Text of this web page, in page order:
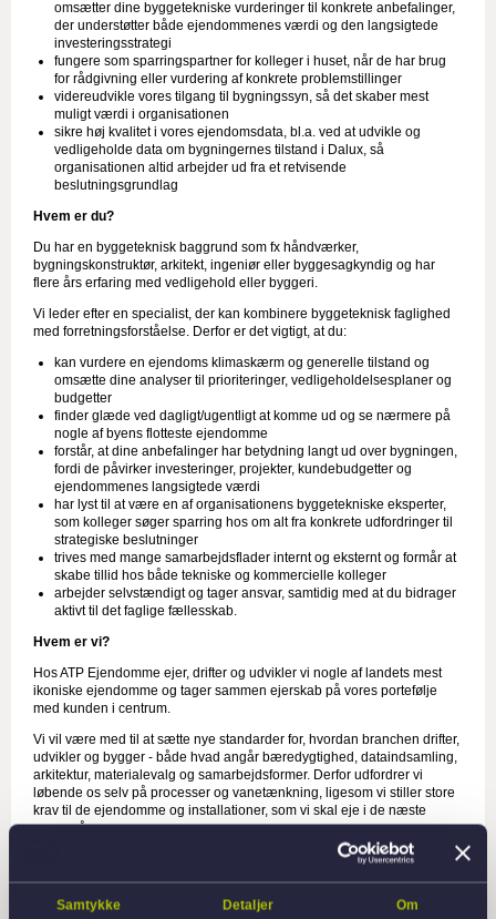
Samtykke Detaljer Om
omsætter dine byggetekniske vurderinger til konkrete anbefalinger,
der understøtter både ejendommenes værdi og den langsigtede
investeringsstrategi
fungere som sparringspartner for kolleger i huset, når de har brug
for rådgivning eller vurdering af konkrete problemstillinger
videreudvikle vores tilgang til bygningssyn, så det skaber mest
muligt værdi i organisationen
sikre høj kvalitet i vores ejendomsdata, bl.a. ved at udvikle og
vedligeholde data om bygningernes tilstand i Dalux, så
organisationen altid arbejder ud fra et retvisende
beslutningsgrundlag
Hvem er du?
Du har en byggeteknisk baggrund som fx håndværker,
bygningskonstruktør, arkitekt, ingeniør eller byggesagkyndig og har
flere års erfaring med vedligehold eller byggeri.
Vi leder efter en specialist, der kan kombinere byggeteknisk faglighed
med forretningsforståelse. Derfor er det vigtigt, at du:
kan vurdere en ejendoms klimaskærm og generelle tilstand og
omsætte dine analyser til prioriteringer, vedligeholdelsesplaner og
budgetter
finder glæde ved dagligt/ugentligt at komme ud og se nærmere på
nogle af byens flotteste ejendomme
forstår, at dine anbefalinger har betydning langt ud over bygningen,
fordi de påvirker investeringer, projekter, kundebudgetter og
ejendommenes langsigtede værdi
har lyst til at være en af organisationens byggetekniske eksperter,
som kolleger søger sparring hos om alt fra konkrete udfordringer til
strategiske beslutninger
trives med mange samarbejdsflader internt og eksternt og formår at
skabe tillid hos både tekniske og kommercielle kolleger
arbejder selvstændigt og tager ansvar, samtidig med at du bidrager
aktivt til det faglige fællesskab.
Hvem er vi?
Hos ATP Ejendomme ejer, drifter og udvikler vi nogle af landets mest
ikoniske ejendomme og tager sammen ejerskab på vores portefølje
med kunden i centrum.
Vi vil være med til at sætte nye standarder for, hvordan branchen drifter,
udvikler og bygger - både hvad angår bæredygtighed, dataindsamling,
arkitektur, materialevalg og samarbejdsformer. Derfor udfordrer vi
løbende os selv på processer og vanetænkning, ligesom vi stiller store
krav til de ejendomme og installationer, som vi skal eje i de næste
mange år.
Du bliver en del af Kompetencecenteret, hvor vi er omkring 10
Vi fungerer som ATP Ejendommes interne eksperter inden for